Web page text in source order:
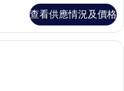
查看供應情況及價格
, 私人泳池, 海景 | 防敏寢具、迷